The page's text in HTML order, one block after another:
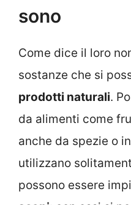
sono
Come dice il loro
sostanze che si
prodotti naturali.
da alimenti come
anche da spezie o
utilizzano
possono essere